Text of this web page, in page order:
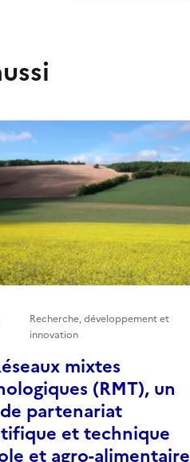
mixtes
(RMT), un
partenariat
et technique
et agro-alimentaire
Recherche, développement et
innovation